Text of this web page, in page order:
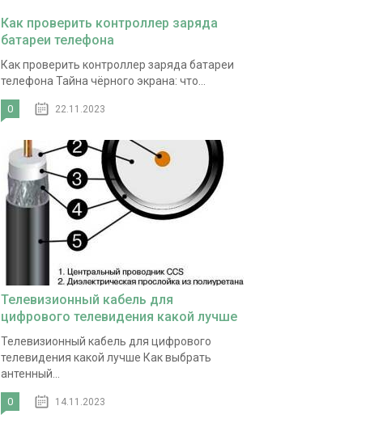
Как проверить контроллер заряда
батареи телефона
Как проверить контроллер заряда батареи
телефона Тайна чёрного экрана: что...
0 22.11.2023
Телевизионный кабель для
цифрового телевидения какой лучше
Телевизионный кабель для цифрового
телевидения какой лучше Как выбрать
антенный...
0 14.11.2023